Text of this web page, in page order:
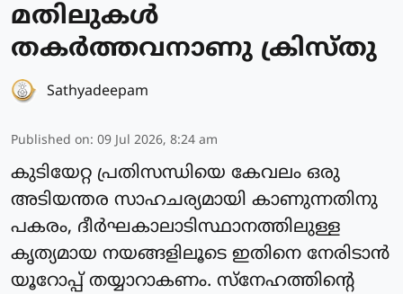
മതിലുകള്‍
തകര്‍ത്തവനാണു ക്രിസ്തു
Sathyadeepam
Published on: 09 Jul 2026, 8:24 am
കുടിയേറ്റ പ്രതിസന്ധിയെ കേവലം ഒരു
അടിയന്തര സാഹചര്യമായി കാണുന്നതിനു
പകരം, ദീര്‍ഘകാലാടിസ്ഥാനത്തിലുള്ള
കൃത്യമായ നയങ്ങളിലൂടെ ഇതിനെ നേരിടാന്‍
യൂറോപ്പ് തയ്യാറാകണം. സ്‌നേഹത്തിന്റെ